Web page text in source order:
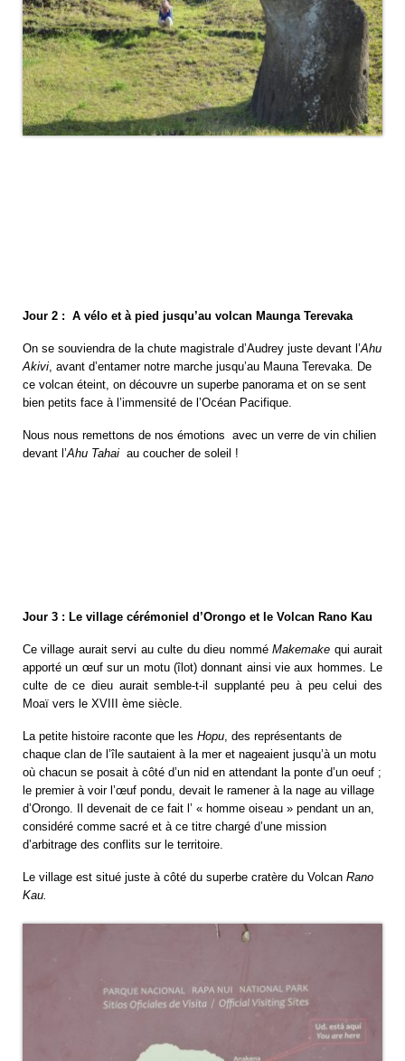
Jour 2 : A vélo et à pied jusqu’au volcan Maunga Terevaka
On se souviendra de la chute magistrale d’Audrey juste devant l’Ahu
Akivi, avant d’entamer notre marche jusqu’au Mauna Terevaka. De
ce volcan éteint, on découvre un superbe panorama et on se sent
bien petits face à l’immensité de l’Océan Pacifique.
Nous nous remettons de nos émotions avec un verre de vin chilien
devant l’Ahu Tahai au coucher de soleil !
Jour 3 : Le village cérémoniel d’Orongo et le Volcan Rano Kau
Ce village aurait servi au culte du dieu nomméMakemake qui aurait
apporté un œuf sur un motu (îlot) donnant ainsi vie aux hommes. Le
culte de ce dieu aurait semble-t-il supplanté peu à peu celui des
Moaï vers le XVIII ème siècle.
La petite histoire raconte que les Hopu, des représentants de
chaque clan de l’île sautaient à la mer et nageaient jusqu’à un motu
où chacun se posait à côté d’un nid en attendant la ponte d’un oeuf ;
le premier à voir l’œuf pondu, devait le ramener à la nage au village
d’Orongo. Il devenait de ce fait l’ « homme oiseau » pendant un an,
considéré comme sacré et à ce titre chargé d’une mission
d’arbitrage des conflits sur le territoire.
Le village est situé juste à côté du superbe cratère du Volcan Rano
Kau.